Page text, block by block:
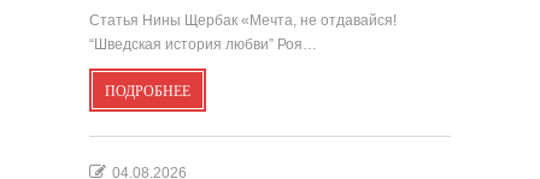
Статья Нины Щербак «Мечта, не отдавайся!
“Шведская история любви” Роя…
ПОДРОБНЕЕ
04.08.2026